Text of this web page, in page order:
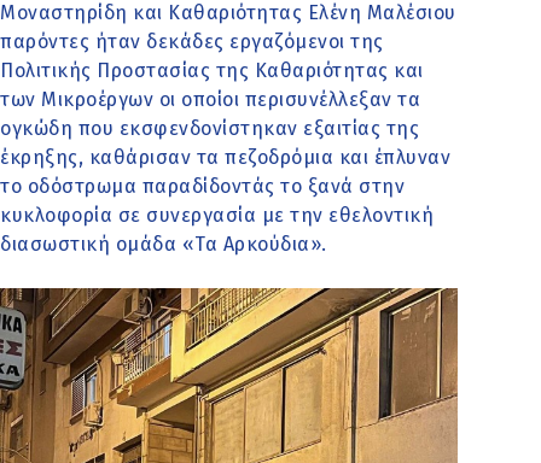
Μοναστηρίδη και Καθαριότητας Ελένη Μαλέσιου
παρόντες ήταν δεκάδες εργαζόμενοι της
Πολιτικής Προστασίας της Καθαριότητας και
των Μικροέργων οι οποίοι περισυνέλλεξαν τα
ογκώδη που εκσφενδονίστηκαν εξαιτίας της
έκρηξης, καθάρισαν τα πεζοδρόμια και έπλυναν
το οδόστρωμα παραδίδοντάς το ξανά στην
κυκλοφορία σε συνεργασία με την εθελοντική
διασωστική ομάδα «Τα Αρκούδια».